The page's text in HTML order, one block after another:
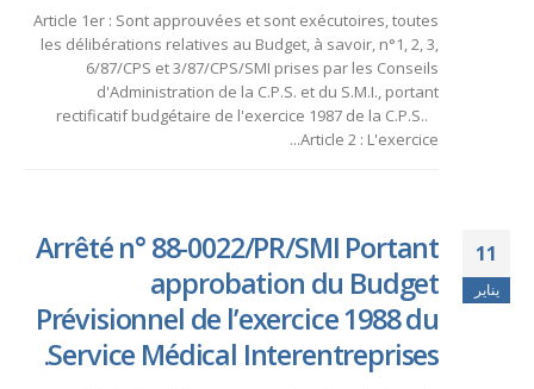
Article 1er : Sont approuvées et sont exécutoires, toutes
les délibérations relatives au Budget, à savoir, n°1, 2, 3,
6/87/CPS et 3/87/CPS/SMI prises par les Conseils
d'Administration de la C.P.S. et du S.M.I., portant
rectificatif budgétaire de l'exercice 1987 de la C.P.S..
Article 2 : L'exercice...
11
يناير
Arrêté n° 88-0022/PR/SMI Portant
approbation du Budget
Prévisionnel de l’exercice 1988 du
Service Médical Interentreprises.